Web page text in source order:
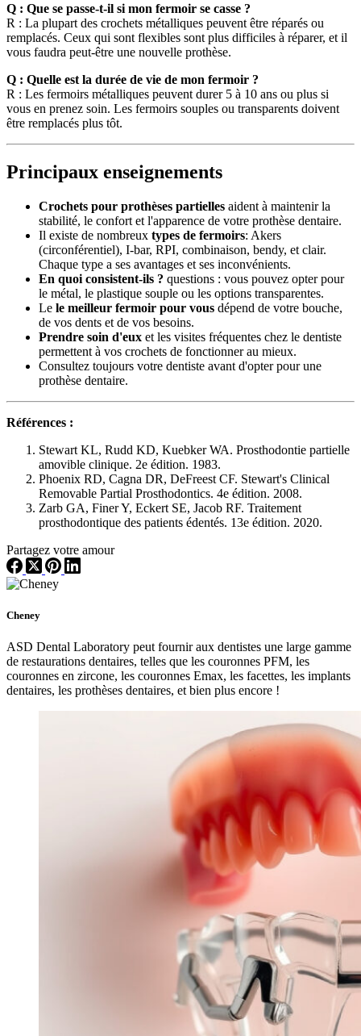
Q : Que se passe-t-il si mon fermoir se casse ?
R : La plupart des crochets métalliques peuvent être réparés ou
remplacés. Ceux qui sont flexibles sont plus difficiles à réparer, et il
vous faudra peut-être une nouvelle prothèse.
Q : Quelle est la durée de vie de mon fermoir ?
R : Les fermoirs métalliques peuvent durer 5 à 10 ans ou plus si
vous en prenez soin. Les fermoirs souples ou transparents doivent
être remplacés plus tôt.
Principaux enseignements
Crochets pour prothèses partielles aident à maintenir la
stabilité, le confort et l'apparence de votre prothèse dentaire.
Il existe de nombreux types de fermoirs: Akers
(circonférentiel), I-bar, RPI, combinaison, bendy, et clair.
Chaque type a ses avantages et ses inconvénients.
En quoi consistent-ils ? questions : vous pouvez opter pour
le métal, le plastique souple ou les options transparentes.
Le le meilleur fermoir pour vous dépend de votre bouche,
de vos dents et de vos besoins.
Prendre soin d'eux et les visites fréquentes chez le dentiste
permettent à vos crochets de fonctionner au mieux.
Consultez toujours votre dentiste avant d'opter pour une
prothèse dentaire.
Références :
Stewart KL, Rudd KD, Kuebker WA. Prosthodontie partielle
amovible clinique. 2e édition. 1983.
Phoenix RD, Cagna DR, DeFreest CF. Stewart's Clinical
Removable Partial Prosthodontics. 4e édition. 2008.
Zarb GA, Finer Y, Eckert SE, Jacob RF. Traitement
prosthodontique des patients édentés. 13e édition. 2020.
Partagez votre amour
Cheney
ASD Dental Laboratory peut fournir aux dentistes une large gamme
de restaurations dentaires, telles que les couronnes PFM, les
couronnes en zircone, les couronnes Emax, les facettes, les implants
dentaires, les prothèses dentaires, et bien plus encore !